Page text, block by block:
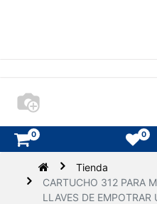
0 0
Tienda
CARTUCHO 312 PARA
LLAVES DE